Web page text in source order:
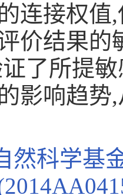
连接权值,
价结果的
了所提
影响趋势,
然科学基